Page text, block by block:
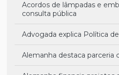
Acordos de lâmpadas e
consulta pública
Advogada explica Política
Alemanha destaca parceria